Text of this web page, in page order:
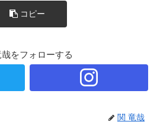
コピー
哉をフォローする
関 竜哉